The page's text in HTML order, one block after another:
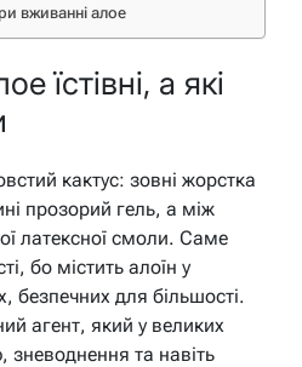
вживанні алое
їстівні, а які
кактус: зовні жорстка
прозорий гель, а між
латексної смоли. Саме
бо містить алоїн у
безпечних для більшості.
агент, який у великих
зневоднення та навіть